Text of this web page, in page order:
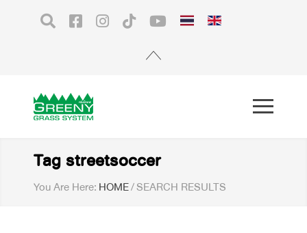
Tag streetsoccer
You Are Here: HOME/SEARCH RESULTS